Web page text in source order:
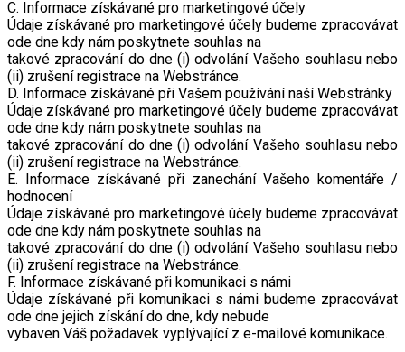
C. Informace získávané pro marketingové účely
Údaje získávané pro marketingové účely budeme zpracovávat
ode dne kdy nám poskytnete souhlas na
takové zpracování do dne (i) odvolání Vašeho souhlasu nebo
(ii) zrušení registrace na Webstránce.
D. Informace získávané při Vašem používání naší Webstránky
Údaje získávané pro marketingové účely budeme zpracovávat
ode dne kdy nám poskytnete souhlas na
takové zpracování do dne (i) odvolání Vašeho souhlasu nebo
(ii) zrušení registrace na Webstránce.
E. Informace získávané při zanechání Vašeho komentáře /
hodnocení
Údaje získávané pro marketingové účely budeme zpracovávat
ode dne kdy nám poskytnete souhlas na
takové zpracování do dne (i) odvolání Vašeho souhlasu nebo
(ii) zrušení registrace na Webstránce.
F. Informace získávané při komunikaci s námi
Údaje získávané při komunikaci s námi budeme zpracovávat
ode dne jejich získání do dne, kdy nebude
vybaven Váš požadavek vyplývající z e-mailové komunikace.